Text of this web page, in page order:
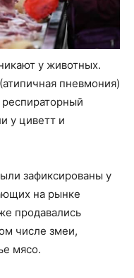
у животных.
пневмония)
у циветт и
зафиксированы у
на рынке
продавались
числе змеи,
мясо.